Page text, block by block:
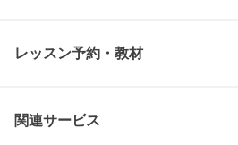
レッスン予約・教材
関連サービス